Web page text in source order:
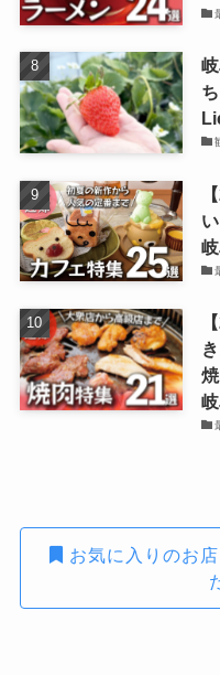
お気に入りのお